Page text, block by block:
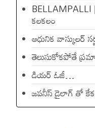
కలకలం
ఆధునిక వాస్కులర్
తెలుసుకోకపోతే
డియ‌ర్ ఓజీ…
జపనీస్ డైలాగ్ తో కేక